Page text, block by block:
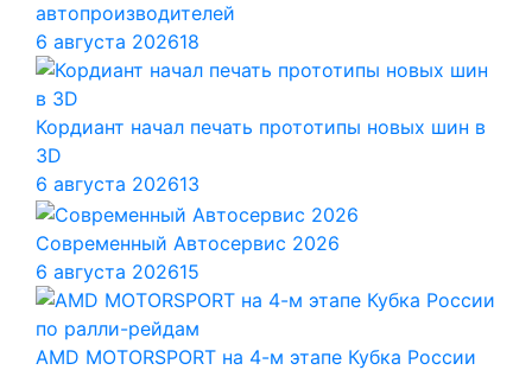
автопроизводителей
6 августа 202618
Кордиант начал печать прототипы новых шин в
3D
6 августа 202613
Современный Автосервис 2026
6 августа 202615
AMD MOTORSPORT на 4-м этапе Кубка России